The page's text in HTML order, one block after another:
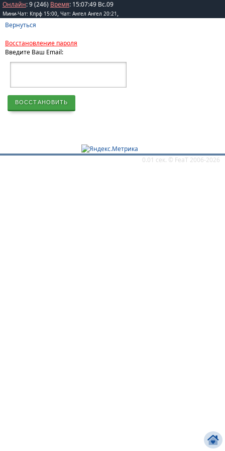
Онлайн: 9 (246) Время: 15:07:49 Вс.09
Мини-Чат: Кпрф 15:00, Чат: Ангел Ангел 20:21 ,
Вернуться
Восстановление пароля
Введите Ваш Email:
0.01 сек. © FeaT 2006-2026